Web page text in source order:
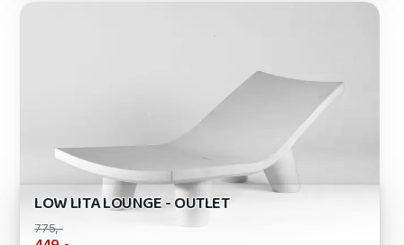
LOW LITA LOUNGE - OUTLET
775,-